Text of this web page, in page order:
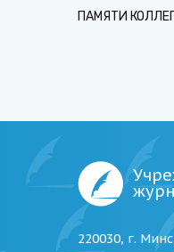
ПАМЯТИ
220030, г.